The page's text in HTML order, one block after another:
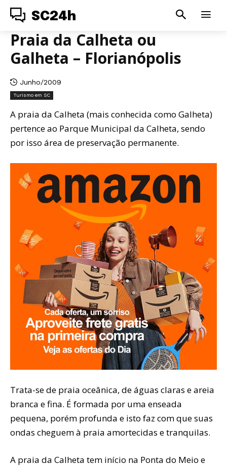
SC24h
Praia da Calheta ou
Galheta – Florianópolis
Junho/2009
Turismo em SC
A praia da Calheta (mais conhecida como Galheta)
pertence ao Parque Municipal da Calheta, sendo
por isso área de preservação permanente.
Trata-se de praia oceânica, de águas claras e areia
branca e fina. É formada por uma enseada
pequena, porém profunda e isto faz com que suas
ondas cheguem à praia amortecidas e tranquilas.
A praia da Calheta tem início na Ponta do Meio e